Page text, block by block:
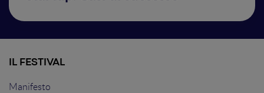
IL FESTIVAL
Manifesto